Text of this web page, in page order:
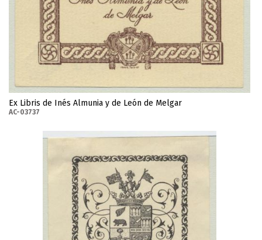
Ex Libris de Inés Almunia y de León de Melgar
AC-03737